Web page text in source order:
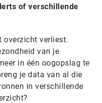
of verschillende
overzicht verliest.
van je
in één oogopslag te
je data van al die
in verschillende